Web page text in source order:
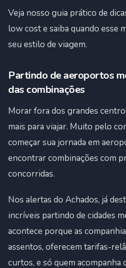
Veja nosso guia prático de
low cost e saiba quando esse
seu estilo de viagem.
Partindo de aeroportos
das combinações
Morar fora dos grandes
mais para viajar. Muito pelo
começar sua jornada em
encontrar combinações com
concorridas.
Nos alertas do Achados, já
incríveis partindo de cidades
acontece porque as
assentos, oferecem tarifas-
curtos, e só quem acompanha